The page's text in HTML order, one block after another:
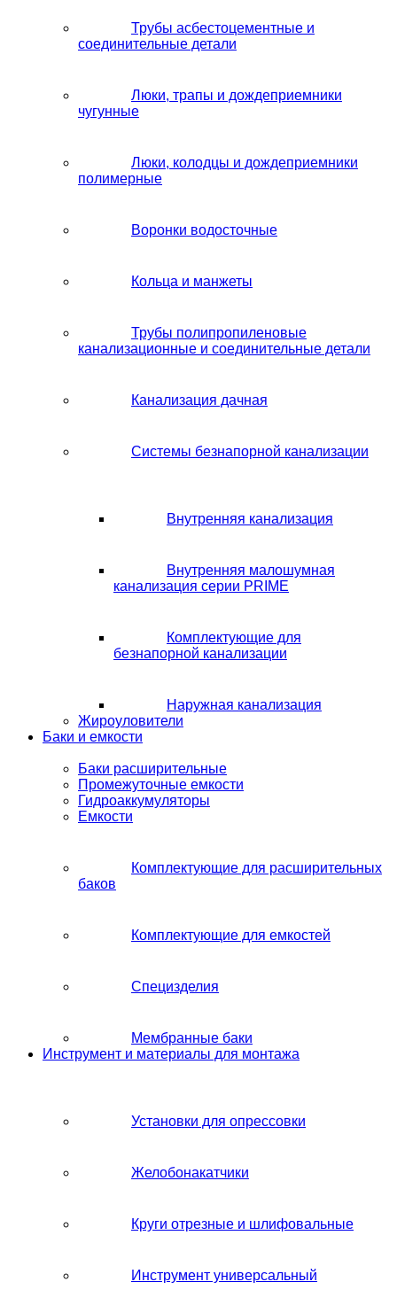
Трубы асбестоцементные и
соединительные детали
Люки, трапы и дождеприемники
чугунные
Люки, колодцы и дождеприемники
полимерные
Воронки водосточные
Кольца и манжеты
Трубы полипропиленовые
канализационные и соединительные детали
Канализация дачная
Системы безнапорной канализации
Внутренняя канализация
Внутренняя малошумная
канализация серии PRIME
Комплектующие для
безнапорной канализации
Наружная канализация
Жироуловители
Баки и емкости
Баки расширительные
Промежуточные емкости
Гидроаккумуляторы
Емкости
Комплектующие для расширительных
баков
Комплектующие для емкостей
Специзделия
Мембранные баки
Инструмент и материалы для монтажа
Установки для опрессовки
Желобонакатчики
Круги отрезные и шлифовальные
Инструмент универсальный